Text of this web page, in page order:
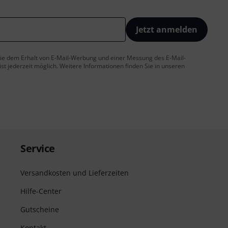
Jetzt anmelden
dem Erhalt von E-Mail-Werbung und einer Messung des E-Mail-
jederzeit möglich. Weitere Informationen finden Sie in unseren
Service
Versandkosten und Lieferzeiten
Hilfe-Center
Gutscheine